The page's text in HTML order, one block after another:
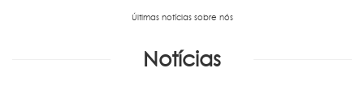
Últimas notícias sobre nós
Notícias